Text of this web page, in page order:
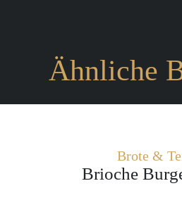
Ähnliche
Brote &
Brioche